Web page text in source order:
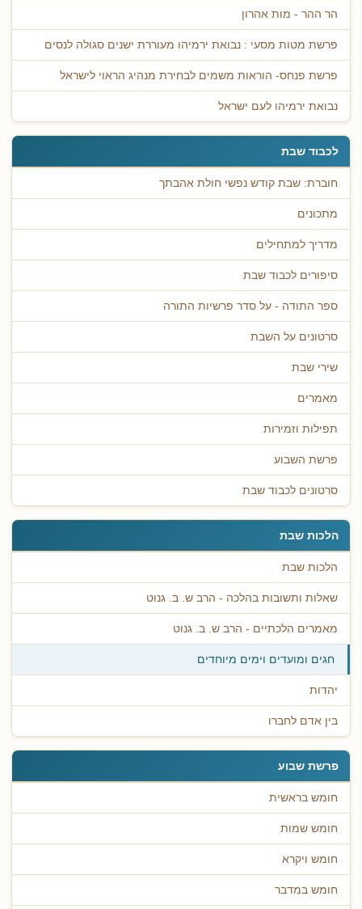
הר ההר - מות אהרון
פרשת מטות מסעי : נבואת ירמיהו מעוררת ישנים סגולה לנסים
פרשת פנחס- הוראות משמים לבחירת מנהיג הראוי לישראל
נבואת ירמיהו לעם ישראל
לכבוד שבת
חוברת: שבת קודש נפשי חולת אהבתך
מתכונים
מדריך למתחילים
סיפורים לכבוד שבת
ספר התודה - על סדר פרשיות התורה
סרטונים על השבת
שירי שבת
מאמרים
תפילות וזמירות
פרשת השבוע
סרטונים לכבוד שבת
הלכות שבת
הלכות שבת
שאלות ותשובות בהלכה - הרב ש. ב. גנוט
מאמרים הלכתיים - הרב ש. ב. גנוט
חגים ומועדים וימים מיוחדים
יהדות
בין אדם לחברו
פרשת שבוע
חומש בראשית
חומש שמות
חומש ויקרא
חומש במדבר